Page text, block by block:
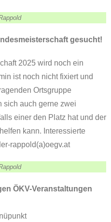
gesucht!
2025 wird noch ein
ist noch nicht fixiert und
Ortsgruppe
sich auch gerne zwei
einer den Platz hat und der
kann. Interessierte
rappold(a)oegv.at
ÖKV-Veranstaltungen